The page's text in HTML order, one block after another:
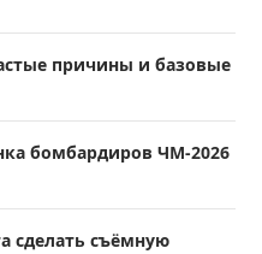
причины и базовые
бомбардиров ЧМ-2026
сделать съёмную